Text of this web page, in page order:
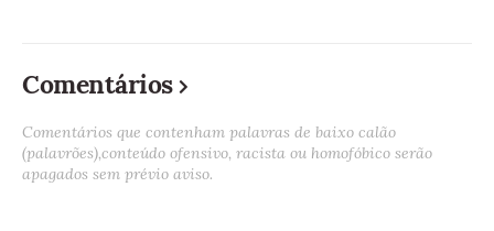
Comentários
Comentários que contenham palavras de baixo calão
(palavrões),conteúdo ofensivo, racista ou homofóbico serão
apagados sem prévio aviso.